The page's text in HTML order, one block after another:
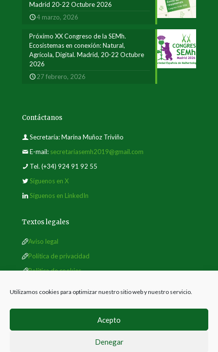
Utilizamos cookies para optimizar nuestro sitio web y nuestro servicio.
Acepto
Denegar
Madrid 20-22 Octubre 2026
4 marzo, 2026
Próximo XX Congreso de la SEMh.
Ecosistemas en conexión: Natural,
Agrícola, Digital. Madrid, 20-22 Octubre
2026
27 febrero, 2026
Contáctanos
Secretaría: Marina Muñoz Triviño
E-mail: secretariasemh2019@gmail.com
Tel. (+34) 924 91 92 55
Síguenos en X
Síguenos en LinkedIn
Textos legales
Aviso legal
Política de privacidad
Política de cookies